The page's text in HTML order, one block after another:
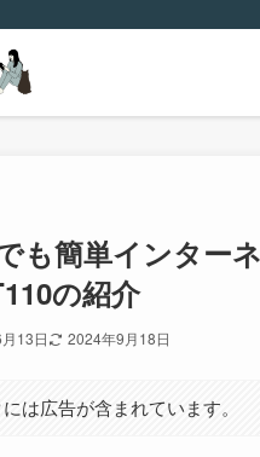
も簡単インター
の紹介
13日 2024年9月18日
は広告が含まれています。